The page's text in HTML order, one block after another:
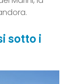
sotto i